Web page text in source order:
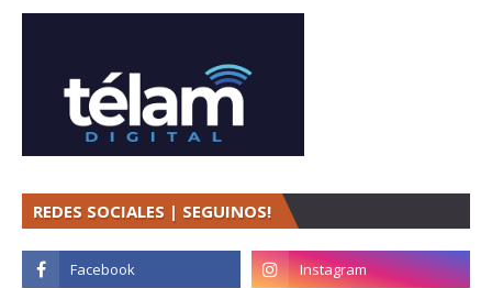
REDES SOCIALES | SEGUINOS!